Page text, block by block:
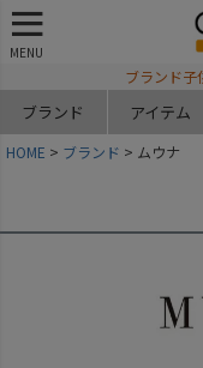
MENU
ブランド子
ブランド アイテム
HOME ブランド ムウナ